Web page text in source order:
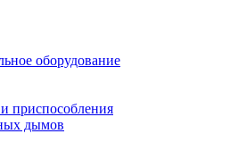
оборудование
приспособления
дымов